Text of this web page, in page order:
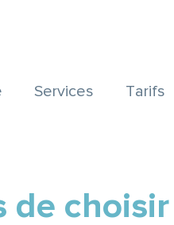
Services Tarifs
de